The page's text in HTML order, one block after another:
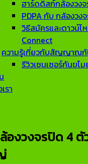
ฮาร์ดดิสก์กล้องวง
PDPA กับ กล้องวง
วิธีสมัครและดาวน์
Connect
ความรู้เกี่ยวกับสัญญาณกั
รีวิวเซนเซอร์กันขโ
รา
งวงจรปิด 4 ตั